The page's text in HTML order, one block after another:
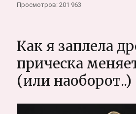
Просмотров: 201 963
Как я заплела
прическа
(или наоборот..)